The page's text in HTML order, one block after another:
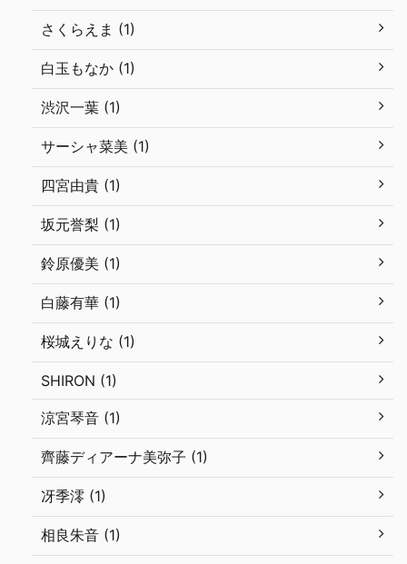
さくらえま (1)
白玉もなか (1)
渋沢一葉 (1)
サーシャ菜美 (1)
四宮由貴 (1)
坂元誉梨 (1)
鈴原優美 (1)
白藤有華 (1)
桜城えりな (1)
SHIRON (1)
涼宮琴音 (1)
齊藤ディアーナ美弥子 (1)
冴季澪 (1)
相良朱音 (1)